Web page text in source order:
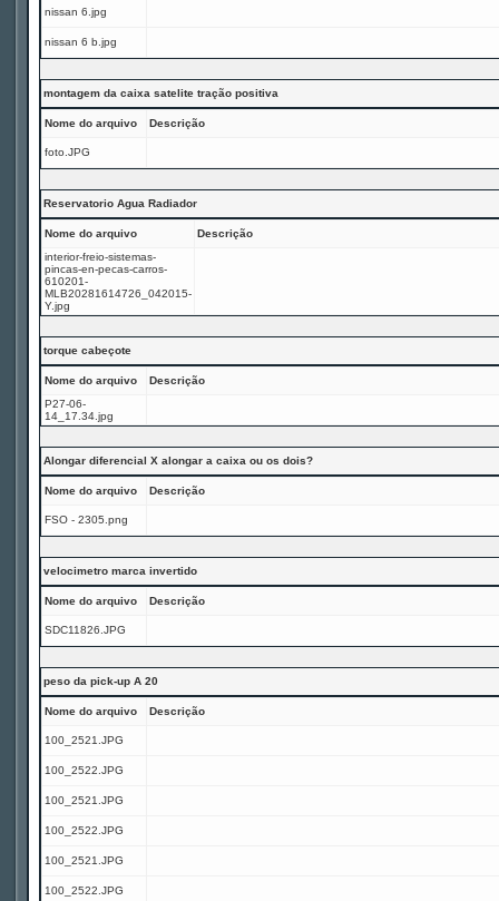
nissan 6.jpg
nissan 6 b.jpg
montagem da caixa satelite tração positiva
Nome do arquivo Descrição
foto.JPG
Reservatorio Agua Radiador
Nome do arquivo
Descrição
interior-freio-sistemas-
pincas-en-pecas-carros-
610201-
MLB20281614726_042015-
Y.jpg
torque cabeçote
Nome do arquivo
Descrição
P27-06-
14_17.34.jpg
Alongar diferencial X alongar a caixa ou os dois?
Nome do arquivo Descrição
FSO - 2305.png
velocimetro marca invertido
Nome do arquivo Descrição
SDC11826.JPG
peso da pick-up A 20
Nome do arquivo Descrição
100_2521.JPG
100_2522.JPG
100_2521.JPG
100_2522.JPG
100_2521.JPG
100_2522.JPG